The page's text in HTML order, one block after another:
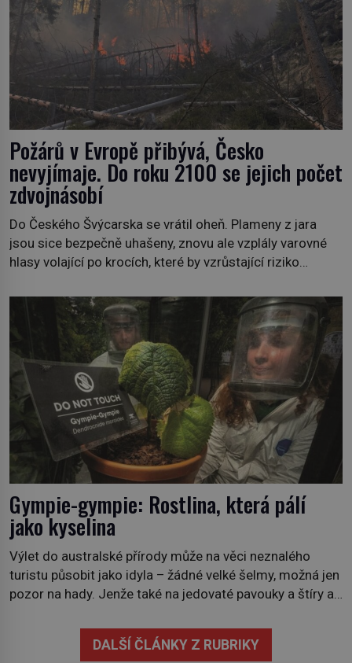
Požárů v Evropě přibývá, Česko
nevyjímaje. Do roku 2100 se jejich počet
zdvojnásobí
Do Českého Švýcarska se vrátil oheň. Plameny z jara
jsou sice bezpečně uhašeny, znovu ale vzplály varovné
hlasy volající po krocích, které by vzrůstající riziko
požáry už nejsou problémem pouze vzdáleného
Středomoří. S oteplujícím se klimatem, vysušenou
krajinou a desetiletími lidských zásahů se z nich stává
nový evropský normál […]
Gympie-gympie: Rostlina, která pálí
jako kyselina
Výlet do australské přírody může na věci neznalého
turistu působit jako idyla – žádné velké šelmy, možná jen
pozor na hady. Jenže také na jedovaté pavouky a štíry a
Stačí letmý dotyk a ozve se pronikavá bolest, která
přetrvává i týdny. Nenápadný tento […]
DALŠÍ ČLÁNKY Z RUBRIKY